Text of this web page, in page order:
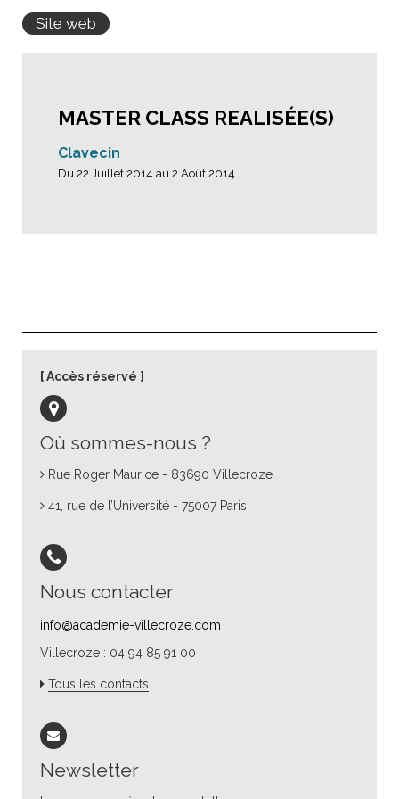
Site web
MASTER CLASS REALISÉE(S)
Clavecin
Du 22 Juillet 2014 au 2 Août 2014
Où sommes-nous ?
Rue Roger Maurice - 83690 Villecroze
41, rue de l’Université - 75007 Paris
Nous contacter
info@academie-villecroze.com
Villecroze : 04 94 85 91 00
Tous les contacts
Newsletter
Accès réservé